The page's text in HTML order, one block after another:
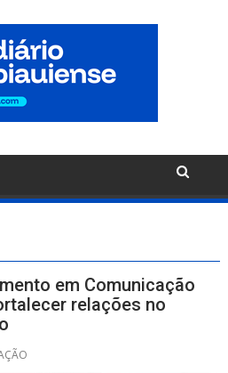
em Comunicação
relações no